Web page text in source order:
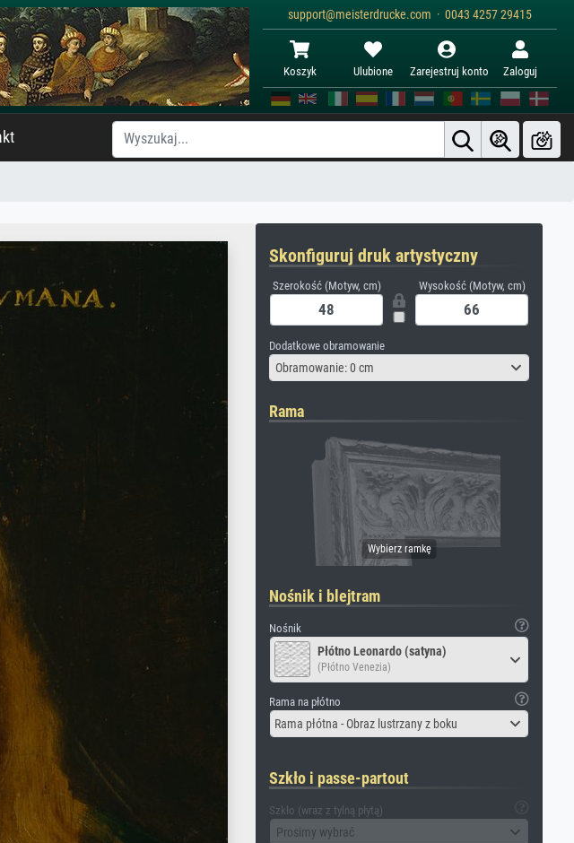
support@meisterdrucke.com · 0043 4257 29415
Koszyk Ulubione Zarejestruj konto Zaloguj
Skonfiguruj druk artystyczny
Szerokość (Motyw, cm) Wysokość (Motyw, cm)
Dodatkowe obramowanie
Obramowanie: 0 cm
Rama
Nośnik i blejtram
Nośnik
Płótno Leonardo (satyna)
(Płótno Venezia)
Rama na płótno
Rama płótna - Obraz lustrzany z boku
Szkło i passe-partout
Szkło (wraz z tylną płytą)
Prosimy wybrać